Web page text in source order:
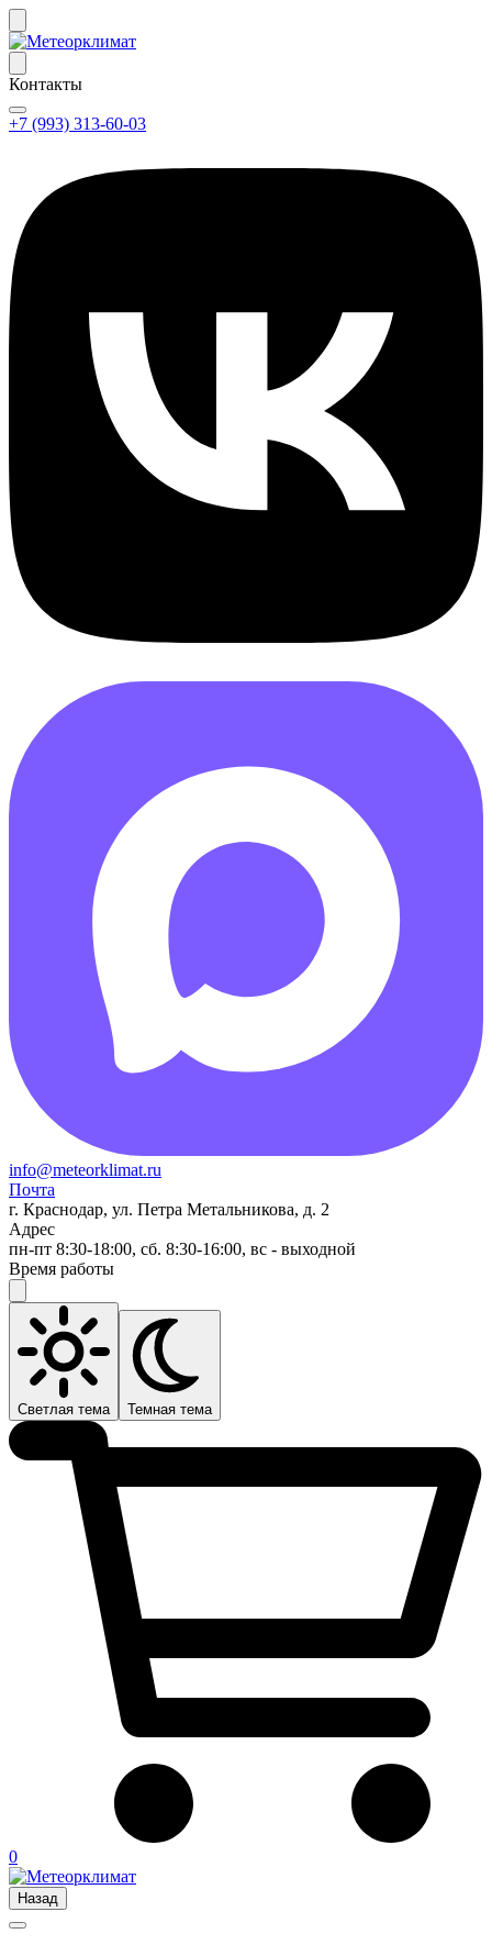
Контакты
+7 (993) 313-60-03
info@meteorklimat.ru
Почта
г. Краснодар, ул. Петра Метальникова, д. 2
Адрес
пн-пт 8:30-18:00, сб. 8:30-16:00, вс - выходной
Время работы
Светлая тема Темная тема
0
Назад